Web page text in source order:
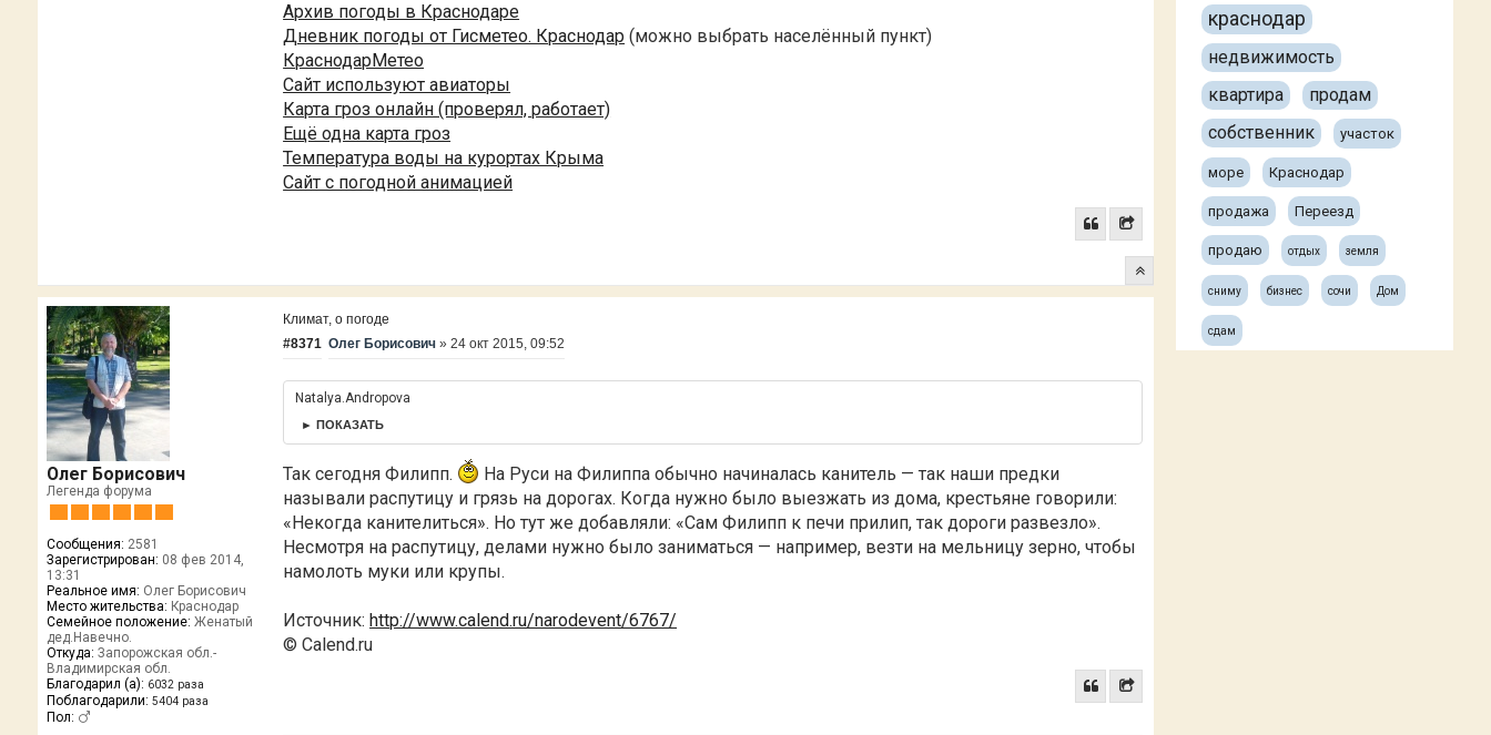
Архив погоды в Краснодаре
Дневник погоды от Гисметео. Краснодар (можно выбрать населённый пункт)
КраснодарМетео
Сайт используют авиаторы
Карта гроз онлайн (проверял, работает)
Ещё одна карта гроз
Температура воды на курортах Крыма
Сайт с погодной анимацией
Олег Борисович
Легенда форума
Сообщения: 2581
Зарегистрирован: 08 фев 2014,
13:31
Реальное имя: Олег Борисович
Место жительства: Краснодар
Семейное положение: Женатый
дед.Навечно.
Откуда: Запорожская обл.-
Владимирская обл.
Благодарил (а): 6032 раза
Поблагодарили: 5404 раза
Пол:
Климат, о погоде
#8371 Олег Борисович »24 окт 2015, 09:52
Natalya.Andropova
► ПОКАЗАТЬ
Так сегодня Филипп.
На Руси на Филиппа обычно начиналась канитель — так наши предки
называли распутицу и грязь на дорогах. Когда нужно было выезжать из дома, крестьяне говорили:
«Некогда канителиться». Но тут же добавляли: «Сам Филипп к печи прилип, так дороги развезло».
Несмотря на распутицу, делами нужно было заниматься — например, везти на мельницу зерно, чтобы
намолоть муки или крупы.
Источник:http://www.calend.ru/narodevent/6767/
© Calend.ru
краснодар
недвижимость
квартира
продам
собственник
участок
море Краснодар
продажа Переезд
продаю отдых земля
сниму бизнес сочи Дом
сдам